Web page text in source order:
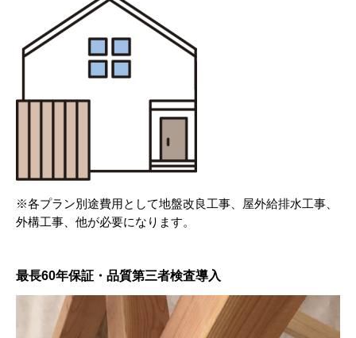
※各プラン別途費用として地盤改良工事、屋外給排水工事、
外構工事、他が必要になります。
最長60年保証・品質第三者検査導入